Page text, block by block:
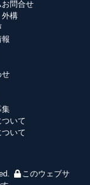
お問合せ
外構
報
せ
集
いて
ついて
このウェブサ